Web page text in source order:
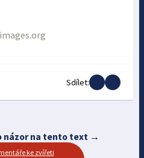
Sdílet:
názor na tento text →
ke zvířeti